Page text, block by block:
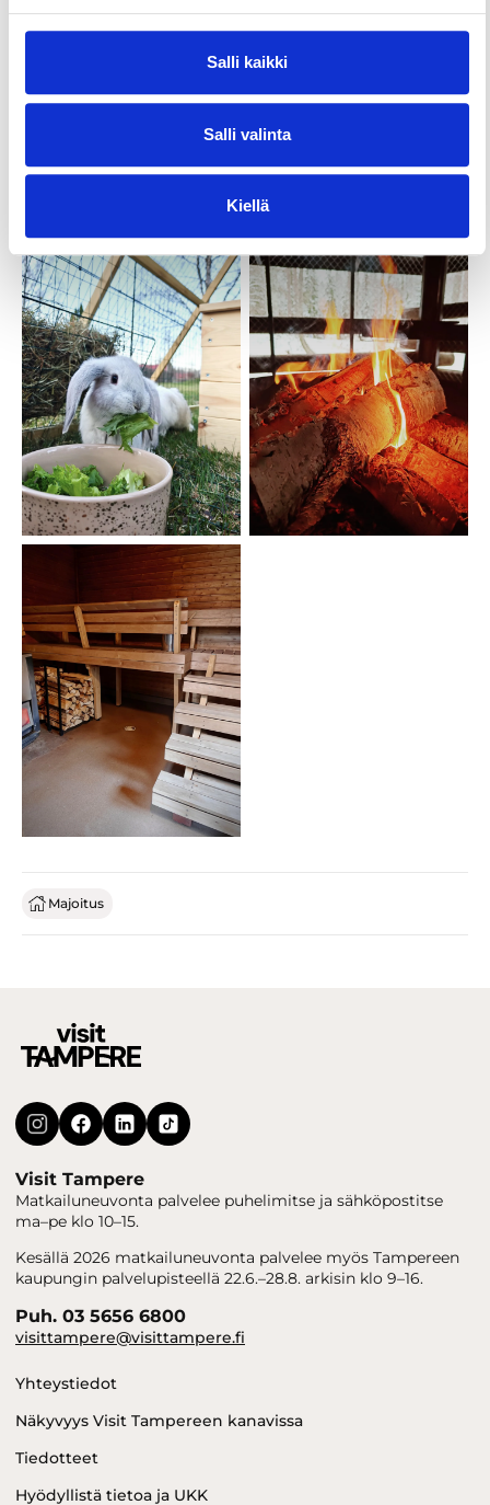
Salli kaikki
Salli valinta
Kiellä
Majoitus
Visit Tampere
Matkailuneuvonta palvelee puhelimitse ja sähköpostitse
ma–pe klo 10–15.
Kesällä 2026 matkailuneuvonta palvelee myös Tampereen
kaupungin palvelupisteellä 22.6.–28.8. arkisin klo 9–16.
Puh. 03 5656 6800
visittampere@visittampere.fi
Yhteystiedot
Näkyvyys Visit Tampereen kanavissa
Tiedotteet
Hyödyllistä tietoa ja UKK